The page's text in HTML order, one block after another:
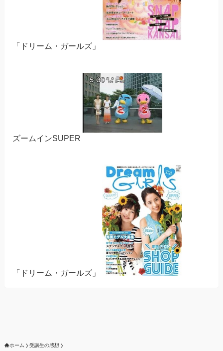
「ドリーム・ガールズ」
ズームインSUPER
「ドリーム・ガールズ」
ホーム 受講生の感想